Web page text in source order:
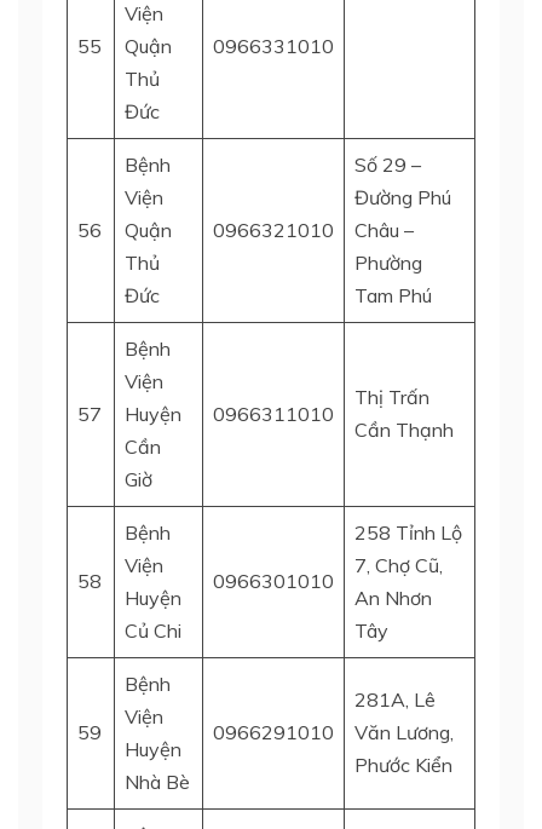
55
Viện
Quận
Thủ
Đức
0966331010
56
Bệnh
Viện
Quận
Thủ
Đức
0966321010
Số 29 –
Đường Phú
Châu –
Phường
Tam Phú
57
Bệnh
Viện
Huyện
Cần
Giờ
0966311010
Thị Trấn
Cần Thạnh
58
Bệnh
Viện
Huyện
Củ Chi
0966301010
258 Tỉnh Lộ
7, Chợ Cũ,
An Nhơn
Tây
59
Bệnh
Viện
Huyện
Nhà Bè
0966291010
281A, Lê
Văn Lương,
Phước Kiển